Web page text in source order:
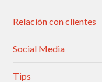
Relación con clientes
Social Media
Tips